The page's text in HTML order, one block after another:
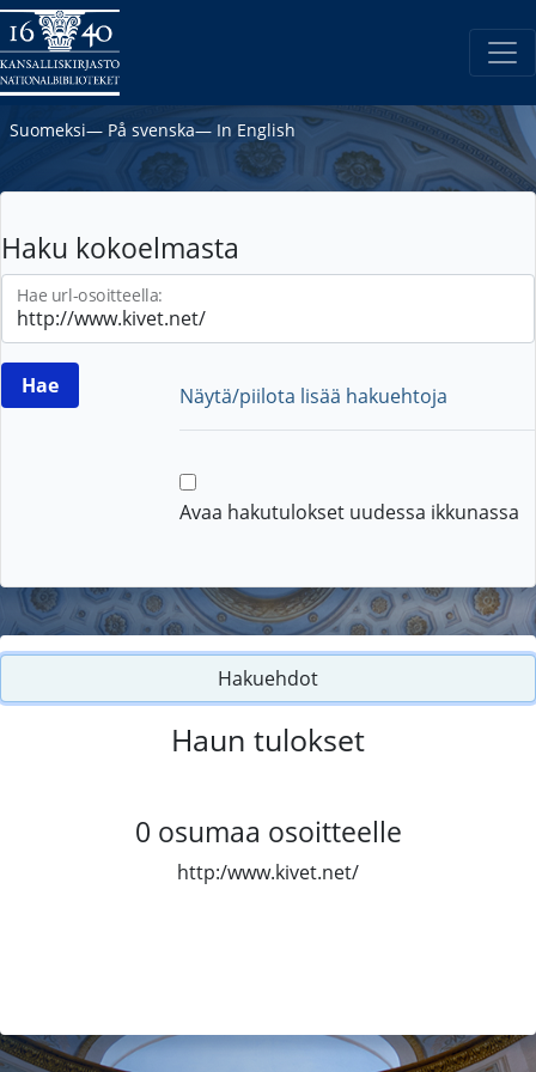
Suomeksi― På svenska― In English
Haku kokoelmasta
Hae url-osoitteella:
Näytä/piilota lisää hakuehtoja
Avaa hakutulokset uudessa ikkunassa
Hakuehdot
Haun tulokset
0 osumaa osoitteelle
http:/www.kivet.net/